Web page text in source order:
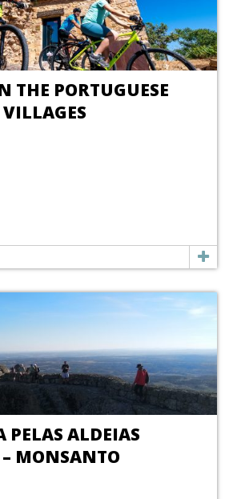
THE PORTUGUESE
ALDEIAS
MONSANTO